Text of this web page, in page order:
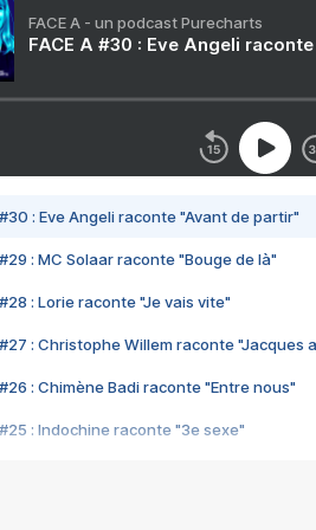
FACE A - un podcast Purecharts
FACE A #30 : Eve Angeli
#30 : Eve Angeli raconte "Avant de partir"
#29 : MC Solaar raconte "Bouge de là"
#28 : Lorie raconte "Je vais vite"
#27 : Christophe Willem raconte "Jacques
#26 : Chimène Badi raconte "Entre nous"
#25 : Indochine raconte "3e sexe"